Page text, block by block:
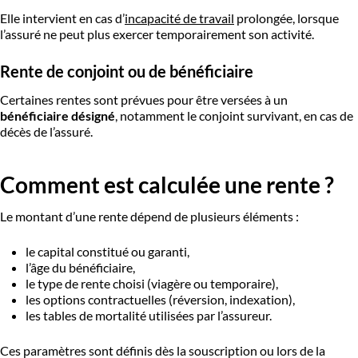
Elle intervient en cas d’incapacité de travail prolongée, lorsque
l’assuré ne peut plus exercer temporairement son activité.
Rente de conjoint ou de bénéficiaire
Certaines rentes sont prévues pour être versées à un
bénéficiaire désigné, notamment le conjoint survivant, en cas de
décès de l’assuré.
Comment est calculée une rente ?
Le montant d’une rente dépend de plusieurs éléments :
le capital constitué ou garanti,
l’âge du bénéficiaire,
le type de rente choisi (viagère ou temporaire),
les options contractuelles (réversion, indexation),
les tables de mortalité utilisées par l’assureur.
Ces paramètres sont définis dès la souscription ou lors de la